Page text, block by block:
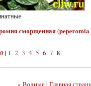
сморщенная
| 1 2 3 4 5 6 7 8
« Водные| Главная